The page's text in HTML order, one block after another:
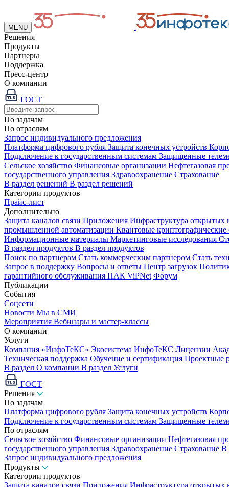
MENU
Решения
Продукты
Партнеры
Поддержка
Пресс-центр
О компании
ГОСТ
По задачам
По отраслям
Запрос индивидуального предложения
Платформа цифрового рубля Защита конечных устройств
Подключение к государственным системам Защищенные
Сельское хозяйство Финансовые организации Нефтегазовая
государственного управления Здравоохранение Страхование
В раздел решений В раздел решений
Категории продуктов
Прайс-лист
Дополнительно
Защита каналов связи Приложения Инфраструктура открытых
промышленной автоматизации Квантовые
Информационные материалы Маркетинговые исследования
В раздел продуктов В раздел продуктов
Поиск по партнерам Стать коммерческим партнером Стать
Запрос в поддержку Вопросы и ответы Центр загрузок
гарантийного обслуживания ПАК ViPNet Форум
Публикации
События
Соцсети
Новости Мы в СМИ
Мероприятия Вебинары и мастер-классы
О компании
Услуги
Компания «ИнфоТеКС» Экосистема ИнфоТеКС Лицензии
Техническая поддержка Обучение и сертификация Проектные
В раздел О компании В раздел Услуги
ГОСТ
Решения
По задачам
Платформа цифрового рубля Защита конечных устройств
Подключение к государственным системам Защищенные
По отраслям
Сельское хозяйство Финансовые организации Нефтегазовая
государственного управления Здравоохранение Страхование В
Запрос индивидуального предложения
Продукты
Категории продуктов
Защита каналов связи Приложения Инфраструктура открытых